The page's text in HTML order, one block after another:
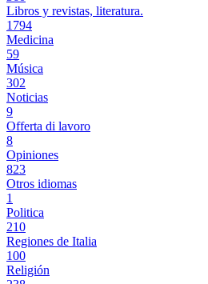
Libros y revistas, literatura.
1794
Medicina
59
Música
302
Noticias
9
Offerta di lavoro
8
Opiniones
823
Otros idiomas
1
Politica
210
Regiones de Italia
100
Religión